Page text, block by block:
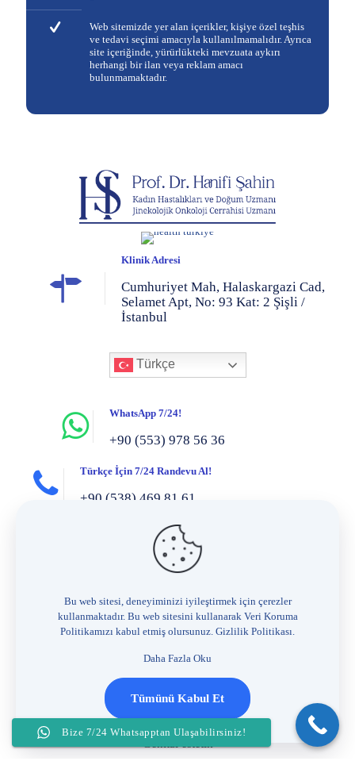
Web sitemizde yer alan içerikler, kişiye özel teşhis
ve tedavi seçimi amacıyla kullanılmamalıdır. Ayrıca
site içeriğinde, yürürlükteki mevzuata aykırı
herhangi bir ilan veya reklam amacı
bulunmamaktadır.
Klinik Adresi
Cumhuriyet Mah, Halaskargazi Cad,
Selamet Apt, No: 93 Kat: 2 Şişli /
İstanbul
Türkçe
WhatsApp 7/24!
+90 (553) 978 56 36
Türkçe İçin 7/24 Randevu Al!
+90 (538) 469 81 61
Got questions? Call us 7/24!
+90 (553) 890 03 81
info@hanifisahin.com.tr
Genital estetik
Bu web sitesi, deneyiminizi iyileştirmek için çerezler
kullanmaktadır. Bu web sitesini kullanarak Veri Koruma
Politikamızı kabul etmiş olursunuz. Gizlilik Politikası.
Daha Fazla Oku
Tümünü Kabul Et
Bize 7/24 Whatsapptan Ulaşabilirsiniz!